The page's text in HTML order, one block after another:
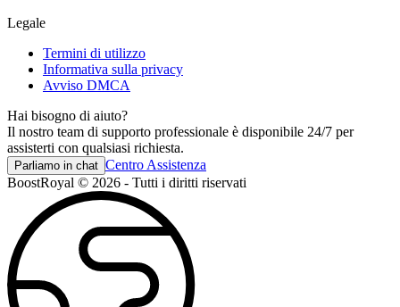
Legale
Termini di utilizzo
Informativa sulla privacy
Avviso DMCA
Hai bisogno di aiuto?
Il nostro team di supporto professionale è disponibile 24/7 per
assisterti con qualsiasi richiesta.
Parliamo in chat Centro Assistenza
BoostRoyal © 2026 - Tutti i diritti riservati